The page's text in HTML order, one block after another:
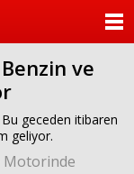
ve
Bu geceden itibaren
geliyor.
KATEGORİLER